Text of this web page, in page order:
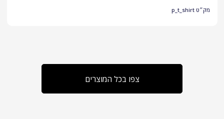
מק״טp_t_shirt
צפו בכל המוצרים